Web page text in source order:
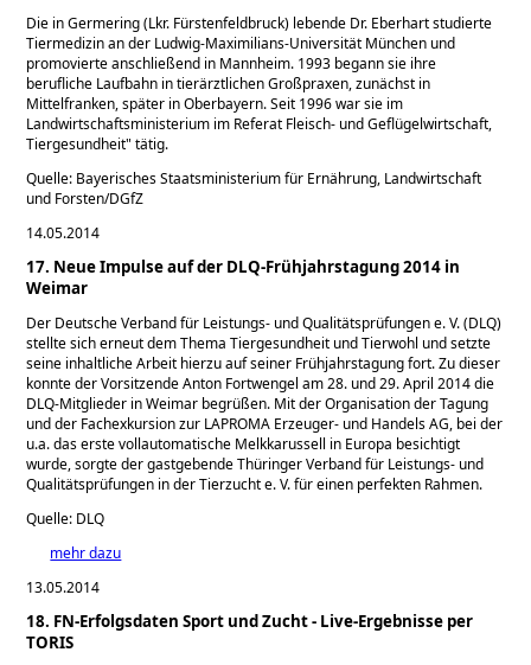
Die in Germering (Lkr. Fürstenfeldbruck) lebende Dr. Eberhart studierte
Tiermedizin an der Ludwig-Maximilians-Universität München und
promovierte anschließend in Mannheim. 1993 begann sie ihre
berufliche Laufbahn in tierärztlichen Großpraxen, zunächst in
Mittelfranken, später in Oberbayern. Seit 1996 war sie im
Landwirtschaftsministerium im Referat Fleisch- und Geflügelwirtschaft,
Tiergesundheit" tätig.
Quelle: Bayerisches Staatsministerium für Ernährung, Landwirtschaft
und Forsten/DGfZ
14.05.2014
17. Neue Impulse auf der DLQ-Frühjahrstagung 2014 in
Weimar
Der Deutsche Verband für Leistungs- und Qualitätsprüfungen e. V. (DLQ)
stellte sich erneut dem Thema Tiergesundheit und Tierwohl und setzte
seine inhaltliche Arbeit hierzu auf seiner Frühjahrstagung fort. Zu dieser
konnte der Vorsitzende Anton Fortwengel am 28. und 29. April 2014 die
DLQ-Mitglieder in Weimar begrüßen. Mit der Organisation der Tagung
und der Fachexkursion zur LAPROMA Erzeuger- und Handels AG, bei der
u.a. das erste vollautomatische Melkkarussell in Europa besichtigt
wurde, sorgte der gastgebende Thüringer Verband für Leistungs- und
Qualitätsprüfungen in der Tierzucht e. V. für einen perfekten Rahmen.
Quelle: DLQ
mehr dazu
13.05.2014
18. FN-Erfolgsdaten Sport und Zucht - Live-Ergebnisse per
TORIS